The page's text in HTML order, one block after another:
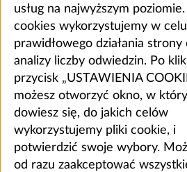
usług na najwyższym
cookies wykorzystujemy w celu
prawidłowego działania strony
analizy liczby odwiedzin. Po
przycisk „USTAWIENIA
możesz otworzyć okno, w
dowiesz się, do jakich celów
wykorzystujemy pliki cookie, i
potwierdzić swoje wybory.
od razu zaakceptować